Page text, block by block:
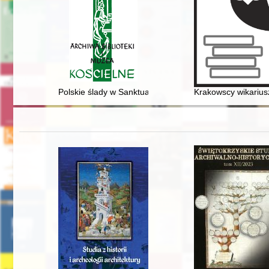
Polskie ślady w Sanktuarium Matki Bożej Łaskawej
Krakowscy